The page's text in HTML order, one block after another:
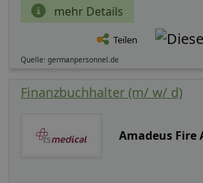
mehr Details
Teilen
Quelle: germanpersonnel.de
Finanzbuchhalter (m/ w/ d)
Amadeus Fire